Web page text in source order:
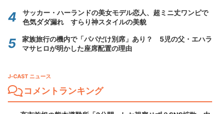
サッカー・ハーランドの美女モデル恋人、超ミニ丈ワンピで
色気ダダ漏れ すらり神スタイルの美貌
家族旅行の機内で「パパだけ別席」あり？ 5児の父・エハラ
マサヒロが明かした座席配置の理由
J-CAST ニュース
コメントランキング